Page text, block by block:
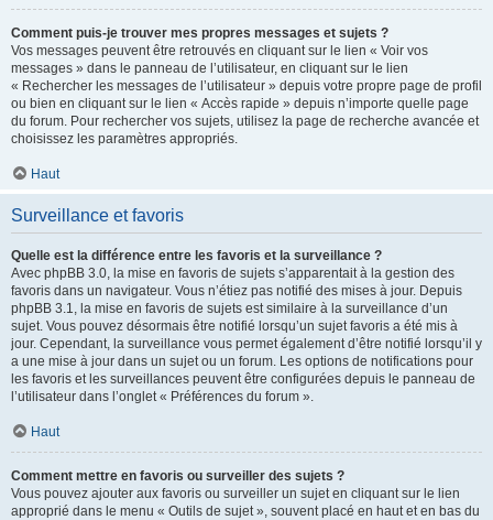
Comment puis-je trouver mes propres messages et sujets ?
Vos messages peuvent être retrouvés en cliquant sur le lien « Voir vos
messages » dans le panneau de l’utilisateur, en cliquant sur le lien
« Rechercher les messages de l’utilisateur » depuis votre propre page de profil
ou bien en cliquant sur le lien « Accès rapide » depuis n’importe quelle page
du forum. Pour rechercher vos sujets, utilisez la page de recherche avancée et
choisissez les paramètres appropriés.
Haut
Surveillance et favoris
Quelle est la différence entre les favoris et la surveillance ?
Avec phpBB 3.0, la mise en favoris de sujets s’apparentait à la gestion des
favoris dans un navigateur. Vous n’étiez pas notifié des mises à jour. Depuis
phpBB 3.1, la mise en favoris de sujets est similaire à la surveillance d’un
sujet. Vous pouvez désormais être notifié lorsqu’un sujet favoris a été mis à
jour. Cependant, la surveillance vous permet également d’être notifié lorsqu’il y
a une mise à jour dans un sujet ou un forum. Les options de notifications pour
les favoris et les surveillances peuvent être configurées depuis le panneau de
l’utilisateur dans l’onglet « Préférences du forum ».
Haut
Comment mettre en favoris ou surveiller des sujets ?
Vous pouvez ajouter aux favoris ou surveiller un sujet en cliquant sur le lien
approprié dans le menu « Outils de sujet », souvent placé en haut et en bas du